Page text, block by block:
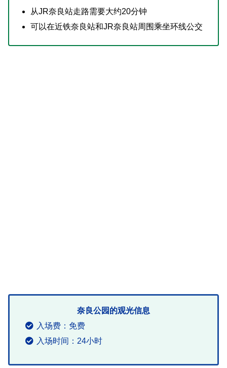
从JR奈良站走路需要大约20分钟
可以在近铁奈良站和JR奈良站周围乘坐环线公交
奈良公园的观光信息
入场费：免费
入场时间：24小时